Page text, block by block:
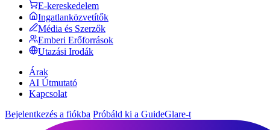
E-kereskedelem
Ingatlanközvetítők
Média és Szerzők
Emberi Erőforrások
Utazási Irodák
Árak
AI Útmutató
Kapcsolat
Bejelentkezés a fiókba Próbáld ki a GuideGlare-t